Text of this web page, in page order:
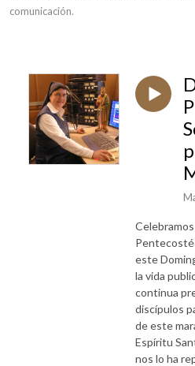
comunicación.
este
la vida
continua
discípulos
de este
Espíritu
nos lo ha